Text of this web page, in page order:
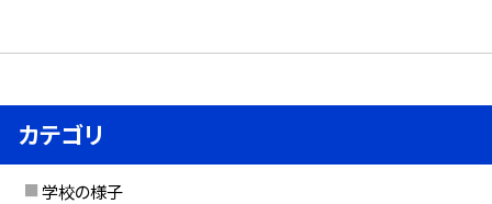
カテゴリ
学校の様子